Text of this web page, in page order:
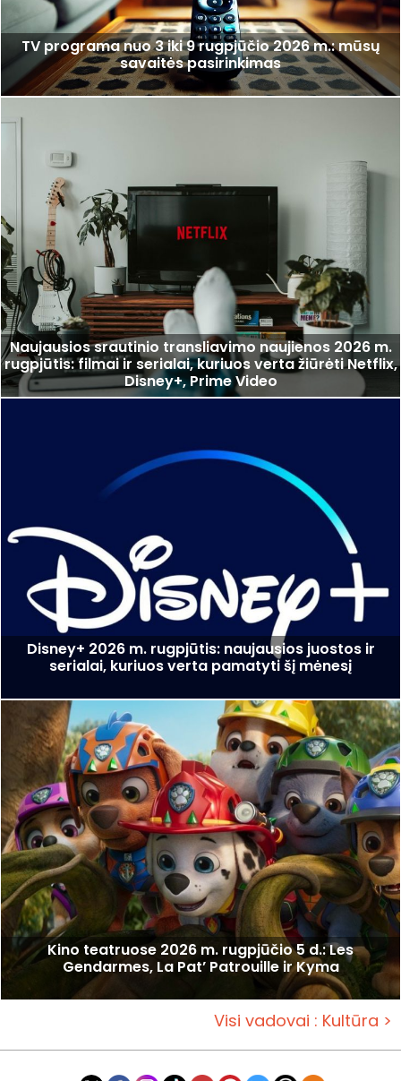
TV programa nuo 3 iki 9 rugpjūčio 2026 m.: mūsų
savaitės pasirinkimas
Naujausios srautinio transliavimo naujienos 2026 m.
rugpjūtis: filmai ir serialai, kuriuos verta žiūrėti Netflix,
Disney+, Prime Video
Disney+ 2026 m. rugpjūtis: naujausios juostos ir
serialai, kuriuos verta pamatyti šį mėnesį
Kino teatruose 2026 m. rugpjūčio 5 d.: Les
Gendarmes, La Pat’ Patrouille ir Kyma
Visi vadovai : Kultūra >